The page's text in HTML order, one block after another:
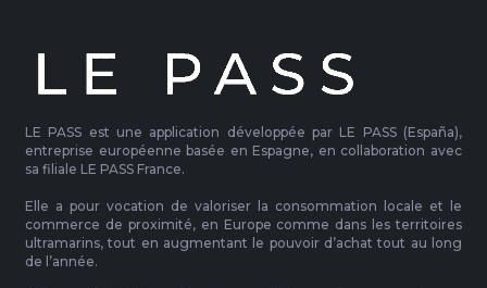
LE PASS est une application développée par LE PASS (España),
entreprise européenne basée en Espagne, en collaboration avec
sa filiale LE PASS France.
Elle a pour vocation de valoriser la consommation locale et le
commerce de proximité, en Europe comme dans les territoires
ultramarins, tout en augmentant le pouvoir d’achat tout au long
de l’année.